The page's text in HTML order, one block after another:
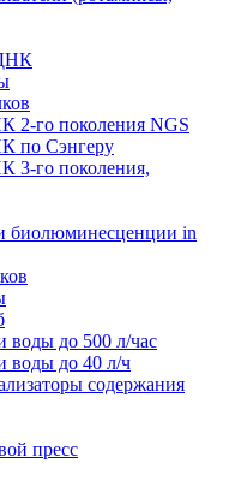
2-го поколения NGS
по Сэнгеру
3-го поколения,
биолюминесценции in
воды до 500 л/час
воды до 40 л/ч
содержания
пресс